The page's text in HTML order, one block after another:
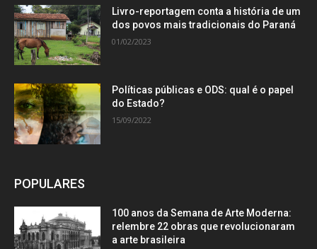
Livro-reportagem conta a história de um
dos povos mais tradicionais do Paraná
01/02/2023
Políticas públicas e ODS: qual é o papel
do Estado?
15/09/2022
POPULARES
100 anos da Semana de Arte Moderna:
relembre 22 obras que revolucionaram
a arte brasileira